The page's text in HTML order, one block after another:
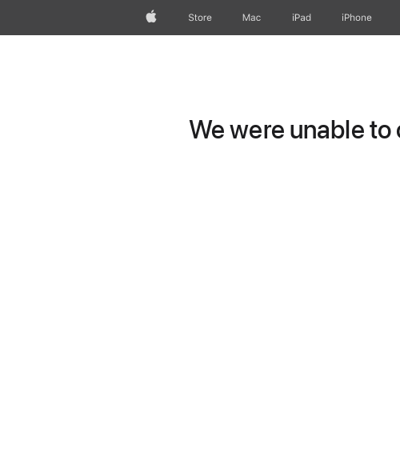
AppleStore Mac iPad iPhone
We were unable